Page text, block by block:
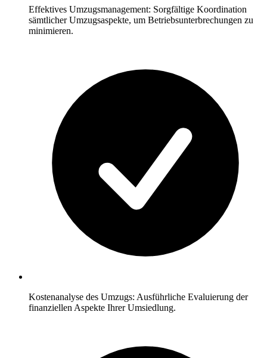
Effektives Umzugsmanagement: Sorgfältige Koordination
sämtlicher Umzugsaspekte, um Betriebsunterbrechungen zu
minimieren.
Kostenanalyse des Umzugs: Ausführliche Evaluierung der
finanziellen Aspekte Ihrer Umsiedlung.